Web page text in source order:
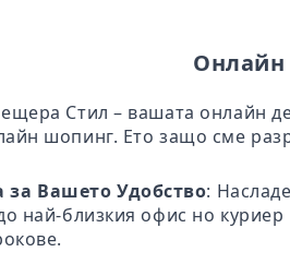
Онлайн
Стил – вашата онлайн
шопинг. Ето защо сме
за Вашето Удобство:
най-близкия офис но